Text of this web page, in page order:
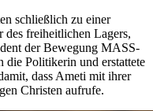
schließlich zu einer
des freiheitlichen Lagers,
der Bewegung MASS-
Politikerin und erstattete
dass Ameti mit ihrer
Christen aufrufe.